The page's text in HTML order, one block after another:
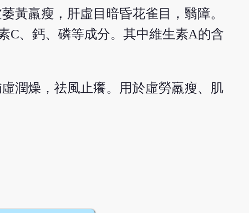
黃羸瘦，肝虛目暗昏花雀目，翳障。
C、鈣、磷等成分。其中維生素A的含
潤燥，祛風止癢。用於虛勞羸瘦、肌